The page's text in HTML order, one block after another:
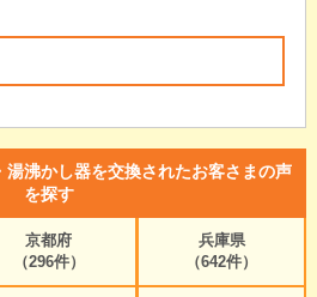
湯沸かし器を交換されたお客さまの声
を探す
京都府
（296件）
兵庫県
（642件）